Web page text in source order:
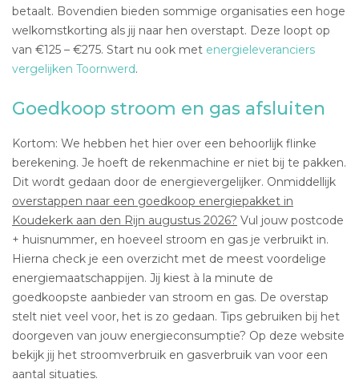
betaalt. Bovendien bieden sommige organisaties een hoge
welkomstkorting als jij naar hen overstapt. Deze loopt op
van €125 – €275. Start nu ook met energieleveranciers
vergelijken Toornwerd.
Goedkoop stroom en gas afsluiten
Kortom: We hebben het hier over een behoorlijk flinke
berekening. Je hoeft de rekenmachine er niet bij te pakken.
Dit wordt gedaan door de energievergelijker. Onmiddellijk
overstappen naar een goedkoop energiepakket in
Koudekerk aan den Rijn augustus 2026? Vul jouw postcode
+ huisnummer, en hoeveel stroom en gas je verbruikt in.
Hierna check je een overzicht met de meest voordelige
energiemaatschappijen. Jij kiest à la minute de
goedkoopste aanbieder van stroom en gas. De overstap
stelt niet veel voor, het is zo gedaan. Tips gebruiken bij het
doorgeven van jouw energieconsumptie? Op deze website
bekijk jij het stroomverbruik en gasverbruik van voor een
aantal situaties.